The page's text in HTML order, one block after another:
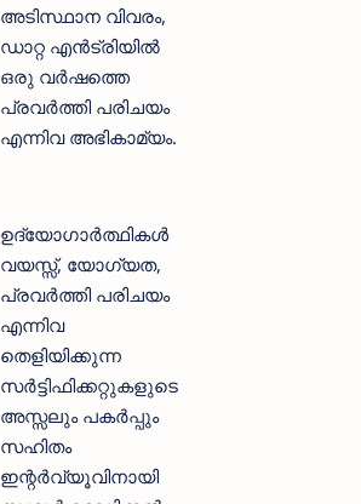
അടിസ്ഥാന വിവരം,
ഡാറ്റ എൻട്രിയിൽ
ഒരു വർഷത്തെ
പ്രവർത്തി പരിചയം
എന്നിവ അഭികാമ്യം.
ഉദ്യോഗാർത്ഥികൾ
വയസ്സ്, യോഗ്യത,
പ്രവർത്തി പരിചയം
എന്നിവ
തെളിയിക്കുന്ന
സർട്ടിഫിക്കറ്റുകളുടെ
അസ്സലും പകർപ്പും
സഹിതം
ഇന്റർവ്യൂവിനായി